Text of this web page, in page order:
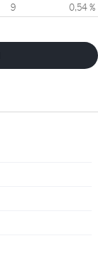
9 0,54 %